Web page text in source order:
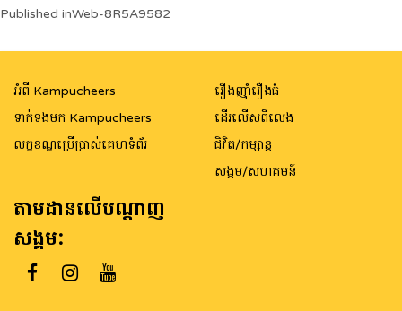
Post
navigation
Published inWeb-8R5A9582
អំពី Kampucheers
ទាក់ទងមក Kampucheers
លក្ខខណ្ឌប្រើប្រាស់គេហទំព័រ
រឿងញ៉ាំរឿងធំ
ដើរលើសពីលេង
ជិវិត/កម្សាន្ត
សង្គម/សហគមន៍
តាមដានលើបណ្តាញ
សង្គម: